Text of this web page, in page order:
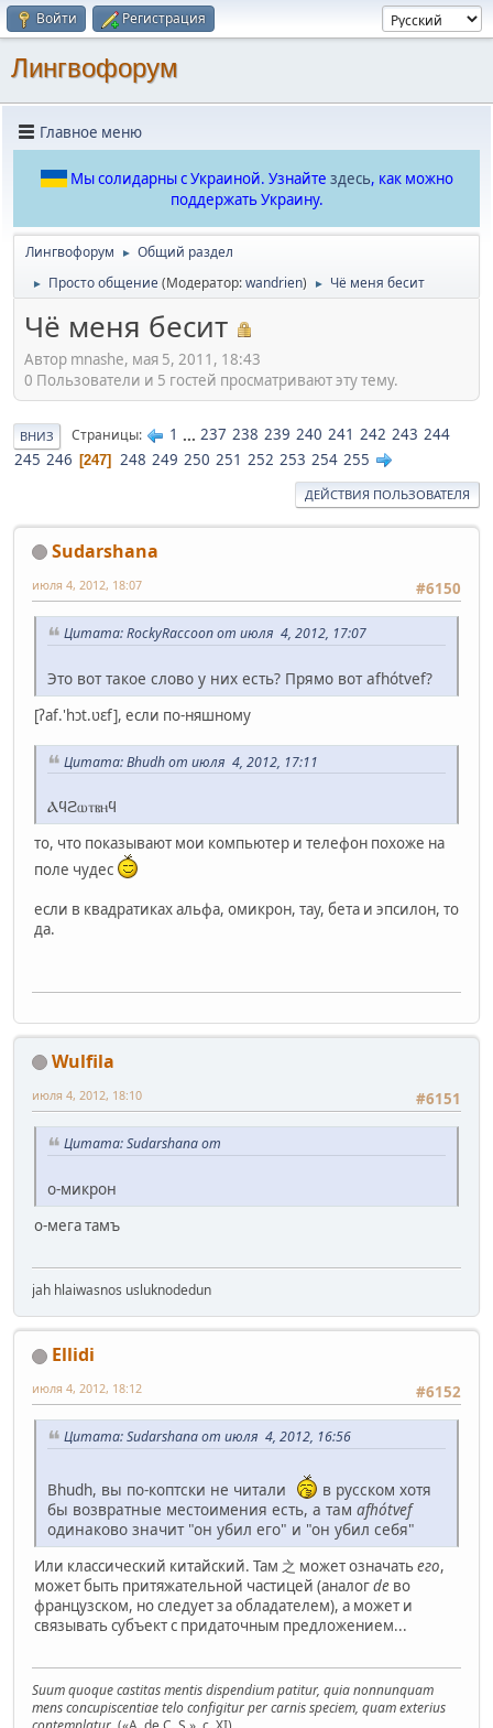
Войти Регистрация
Лингвофорум
Главное меню
Мы солидарны с Украиной. Узнайте здесь, как можно
поддержать Украину.
Лингвофорум ► Общий раздел
► Просто общение(Модератор:wandrien) ► Чё меня бесит
Чё меня бесит
Автор mnashe, мая 5, 2011, 18:43
0 Пользователи и 5 гостей просматривают эту тему.
ВНИЗ Страницы 1 ... 237 238 239 240 241 242 243 244
245 246 247 248 249 250 251 252 253 254 255
ДЕЙСТВИЯ ПОЛЬЗОВАТЕЛЯ
Sudarshana
#6150
июля 4, 2012, 18:07
Цитата: RockyRaccoon от июля 4, 2012, 17:07
Это вот такое слово у них есть? Прямо вот afhótvef?
[ʔaf.'hɔt.ʋεf], если по-няшному
Цитата: Bhudh от июля 4, 2012, 17:11
Ⲁϥϩⲱⲧⲃⲏϥ
то, что показывают мои компьютер и телефон похоже на
поле чудес
если в квадратиках альфа, омикрон, тау, бета и эпсилон, то
да.
Wulfila
#6151
июля 4, 2012, 18:10
Цитата: Sudarshana от
о-микрон
о-мега тамъ
jah hlaiwasnos usluknodedun
Ellidi
#6152
июля 4, 2012, 18:12
Цитата: Sudarshana от июля 4, 2012, 16:56
Bhudh, вы по-коптски не читали
в русском хотя
бы возвратные местоимения есть, а там afhótvef
одинаково значит "он убил его" и "он убил себя"
Или классический китайский. Там 之 может означатьего,
может быть притяжательной частицей (аналогde во
французском, но следует за обладателем), а может и
связывать субъект с придаточным предложением...
Suum quoque castitas mentis dispendium patitur, quia nonnunquam
mens concupiscentiae telo configitur per carnis speciem, quam exterius